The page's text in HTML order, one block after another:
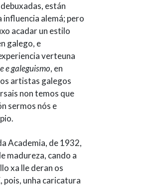
están
influencia alemá; pero
acadar un estilo
galego, e
verteuna
e galeguismo, en
artistas galegos
non temos que
sermos nós e
Academia, de 1932,
madureza, cando a
xa lle deran os
pois, unha caricatura